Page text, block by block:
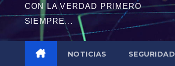
CON LA VERDAD PRIMERO
SIEMPRE...
NOTICIAS SEGURIDAD